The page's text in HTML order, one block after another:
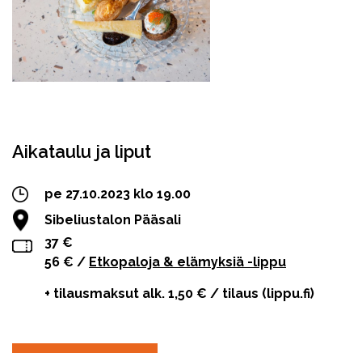
Aikataulu ja liput
pe 27.10.2023 klo 19.00
Sibeliustalon Pääsali
37 €
56 € / Etkopaloja & elämyksiä -lippu
+ tilausmaksut alk. 1,50 € / tilaus (lippu.fi)